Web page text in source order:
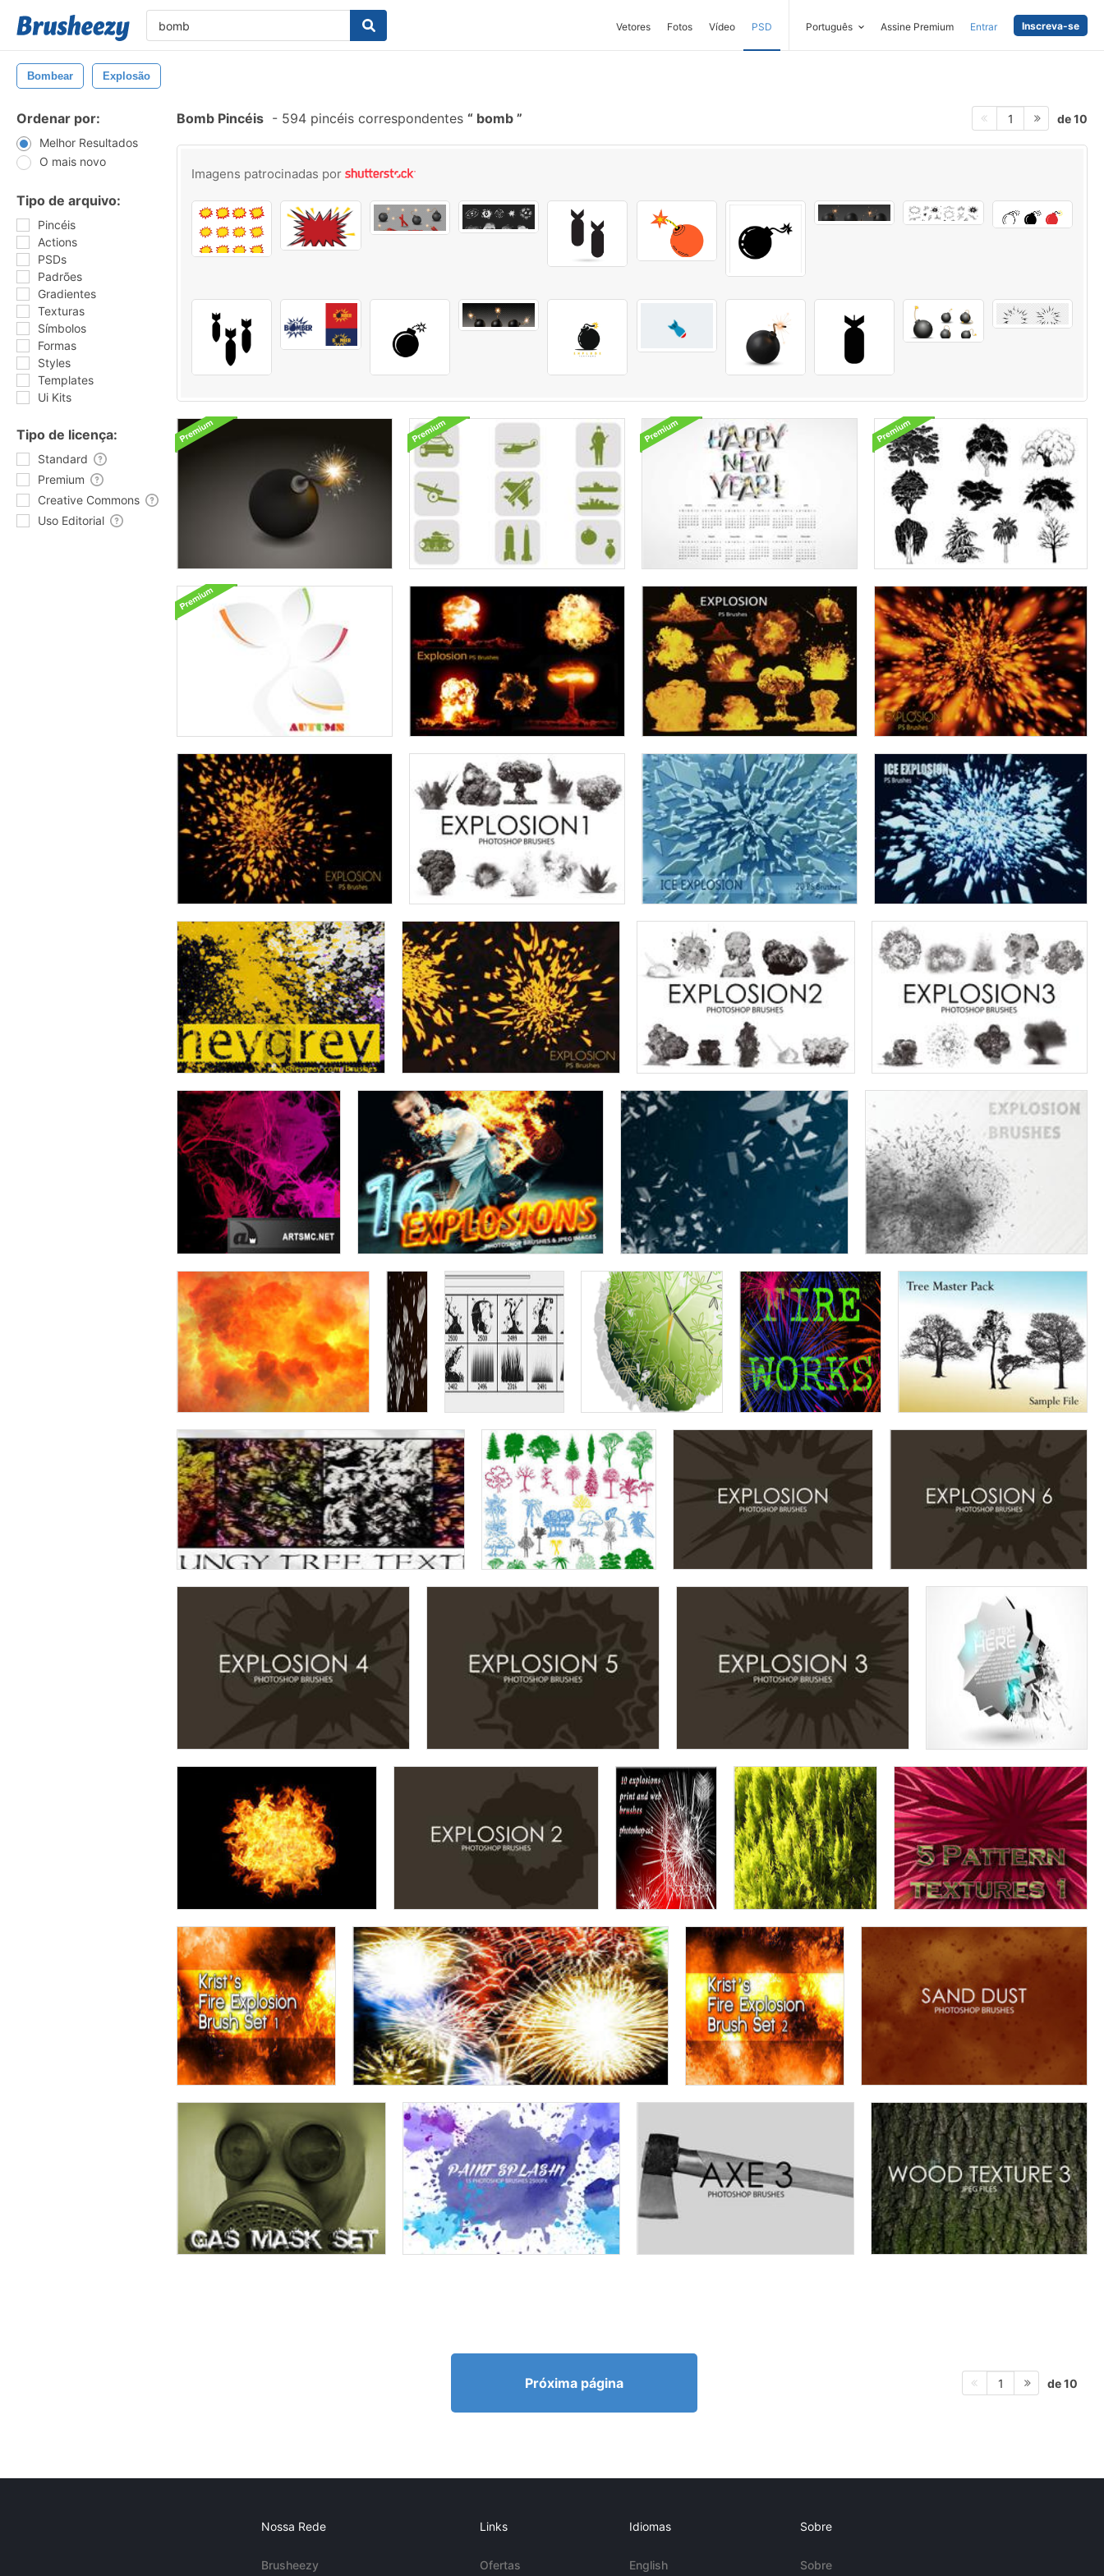
Vetores Fotos Vídeo PSD Português Assine Premium Entrar Inscreva-se
Bombear Explosão
Ordenar por:
Melhor Resultados
O mais novo
Tipo de arquivo:
Pincéis
Actions
PSDs
Padrões
Gradientes
Texturas
Símbolos
Formas
Styles
Templates
Ui Kits
Tipo de licença:
Standard
Premium
Creative Commons
Uso Editorial
Bomb Pincéis - 594 pincéis correspondentes bomb 1 de 10
Imagens patrocinadas por
Próxima página 1 de 10
Nossa Rede
Brusheezy
Links
Ofertas
Idiomas
English
Sobre
Sobre